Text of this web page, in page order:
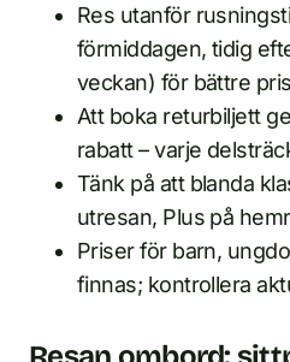
Res utanför
förmiddagen, tidig
veckan) för bättre
Att boka returbiljett
rabatt – varje
Tänk på att blanda
utresan, Plus på
Priser för barn,
finnas; kontrollera